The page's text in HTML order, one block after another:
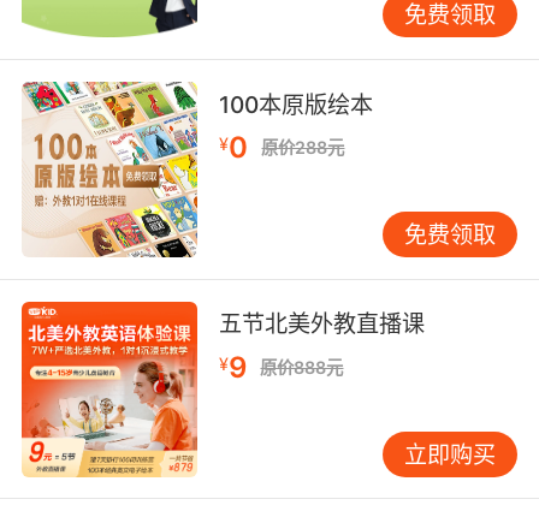
逻辑严明，串联经历脉络
清晰的逻辑能让经历叙述井井有条。按时间顺
序，从早起准备考试时的慌乱，“I woke up
early, my heart pounding with nerves, and
rushed to the desk to review my notes.” 到考
场上的奋笔疾书，“Inside the exam hall, the
clock ticked steadily as I focused on each
question.” 再到结束后的如释重负，一步步引领
读者跟随思路。
因果关系也能巧妙织就故事网络。因热爱绘画而
参加艺术展，“My passion for painting drove
me to participate in the local art exhibition.
There, seeing so many talented artists
inspired me to strive for better.” 前因后果紧密
免费领取
100本原版绘本
¥0 原价288元
免费领取
五节北美外教直播课
¥9 原价888元
立即购买